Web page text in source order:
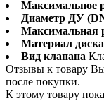
Максимальное
Диаметр ДУ
Максимальная
Материал диска
Вид клапана
Отзывы к товару
после покупки.
К этому товару